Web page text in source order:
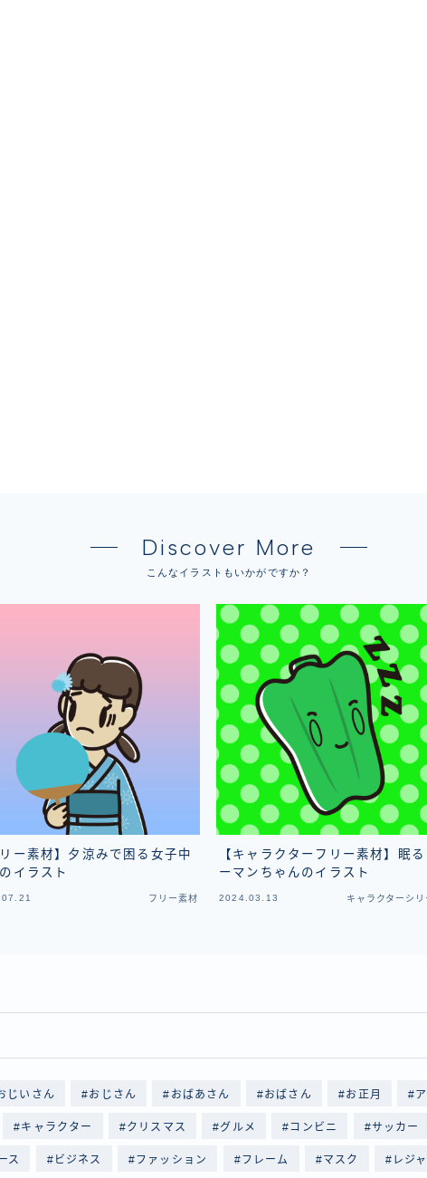
Discover More
こんなイラストもいかがですか？
リー素材】夕涼みで困る女子中
イラスト
フリー素材
【キャラクターフリー素材】眠る
ーマンちゃんのイラスト
2024.03.13 キャラクターシリ
じいさん おじさん おばあさん おばさん お正月
キャラクター クリスマス グルメ コンビニ サッカー
ス ビジネス ファッション フレーム マスク レジ